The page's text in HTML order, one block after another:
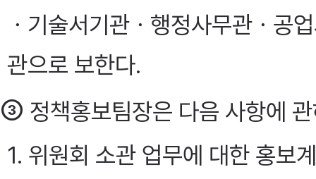
ㆍ기술서기관ㆍ행정사무관ㆍ공
관으로 보한다.
③ 정책홍보팀장은 다음 사항에
1. 위원회 소관 업무에 대한 홍보